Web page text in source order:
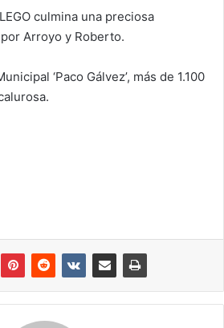
culmina una preciosa
Arroyo y Roberto.
‘Paco Gálvez’, más de 1.100